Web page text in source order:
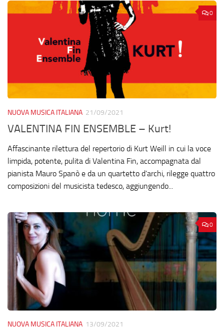
0
NUOVA MUSICA ITALIANA 21/09/2021
VALENTINA FIN ENSEMBLE – Kurt!
Affascinante rilettura del repertorio di Kurt Weill in cui la voce
limpida, potente, pulita di Valentina Fin, accompagnata dal
pianista Mauro Spanò e da un quartetto d’archi, rilegge quattro
composizioni del musicista tedesco, aggiungendo...
0
NUOVA MUSICA ITALIANA 13/09/2021